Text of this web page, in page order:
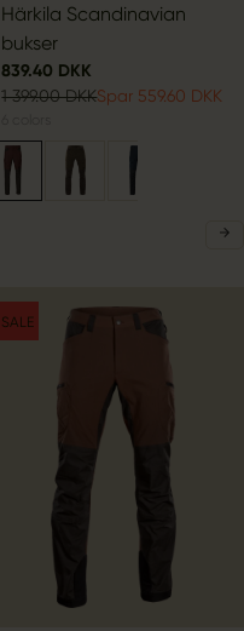
Härkila Scandinavian
bukser
839.40 DKK
1 399.00 DKKSpar 559.60 DKK
SALE